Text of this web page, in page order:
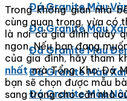
Đá Granite Màu
Đá Granite Màu
Đá Granite Màu
Đá Granite Màu
Đá Granite Màu
Trong không gian nhà
cùng quan trọng, vừa có
là nơi cả gia đình quây
ngon. Nếu bạn đang
của gia đình, hãy tham
nhấtmà Tổng Kho Đá
bạn sẽ chọn được mẫu
sang trọng cho căn nhà